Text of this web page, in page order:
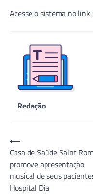
Acesse o sistema no link
Redação
Navegação
de
Post
⟵
Casa de Saúde Saint
promove apresentação
musical de seus
Hospital Dia